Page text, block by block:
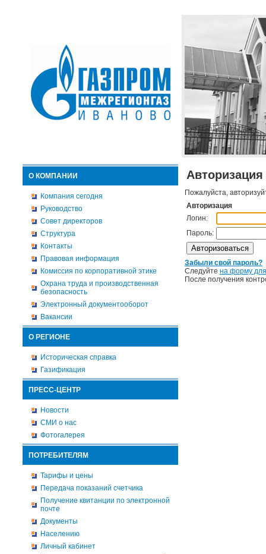
О КОМПАНИИ
Компания сегодня
Руководство
Совет директоров
Структура
Контакты
Правовая информация
Комиссия по корпоративной этике
Охрана труда и производственная
безопасность
Электронный документооборот
Вакансии
О РЕГИОНЕ
Историческая справка
Газификация
ПРЕСС-ЦЕНТР
Новости
СМИ о нас
Фотогалерея
ПОТРЕБИТЕЛЯМ
Тарифы и цены
Передача показаний счетчика
Получение квитанции по электронной
почте
Документы
Населению
Личный кабинет
Авторизация
Пожалуйста,
Авторизация
Логин:
Пароль:
Забыли свой пароль?
Следуйте на форму
После получения